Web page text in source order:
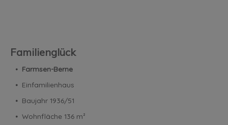
Familienglück
⦁ Farmsen-Berne
⦁ Einfamilienhaus
⦁ Baujahr 1936/51
⦁ Wohnfläche 136 m²